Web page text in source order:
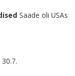
Saade oli USAs
30.7.